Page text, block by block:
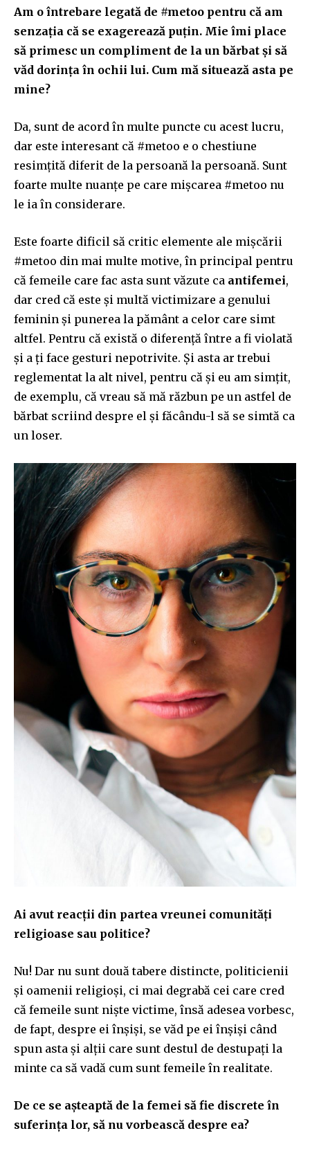
Am o întrebare legată de #metoo pentru că am
senzația că se exagerează puțin. Mie îmi place
să primesc un compliment de la un bărbat și să
văd dorința în ochii lui. Cum mă situează asta pe
mine?
Da, sunt de acord în multe puncte cu acest lucru,
dar este interesant că #metoo e o chestiune
resimțită diferit de la persoană la persoană. Sunt
foarte multe nuanțe pe care mișcarea #metoo nu
le ia în considerare.
Este foarte dificil să critic elemente ale mișcării
#metoo din mai multe motive, în principal pentru
că femeile care fac asta sunt văzute ca antifemei,
dar cred că este și multă victimizare a genului
feminin și punerea la pământ a celor care simt
altfel. Pentru că există o diferență între a fi violată
și a ți face gesturi nepotrivite. Și asta ar trebui
reglementat la alt nivel, pentru că și eu am simțit,
de exemplu, că vreau să mă răzbun pe un astfel de
bărbat scriind despre el și făcându-l să se simtă ca
un loser.
Ai avut reacții din partea vreunei comunități
religioase sau politice?
Nu! Dar nu sunt două tabere distincte, politicienii
și oamenii religioși, ci mai degrabă cei care cred
că femeile sunt niște victime, însă adesea vorbesc,
de fapt, despre ei înșiși, se văd pe ei înșiși când
spun asta și alții care sunt destul de destupați la
minte ca să vadă cum sunt femeile în realitate.
De ce se așteaptă de la femei să fie discrete în
suferința lor, să nu vorbească despre ea?